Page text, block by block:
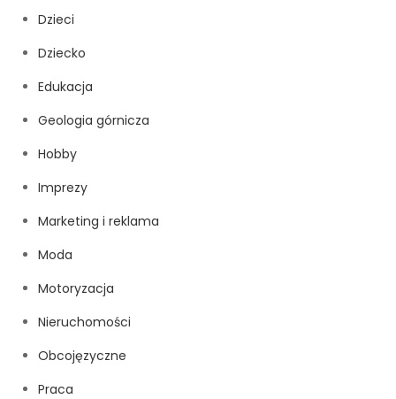
Dzieci
Dziecko
Edukacja
Geologia górnicza
Hobby
Imprezy
Marketing i reklama
Moda
Motoryzacja
Nieruchomości
Obcojęzyczne
Praca